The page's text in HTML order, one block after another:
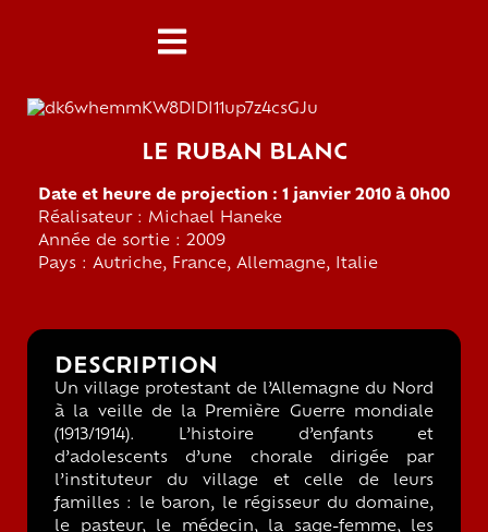
LE RUBAN BLANC
Date et heure de projection : 1 janvier 2010 à 0h00
Réalisateur : Michael Haneke
Année de sortie : 2009
Pays : Autriche, France, Allemagne, Italie
DESCRIPTION
Un village protestant de l’Allemagne du Nord
à la veille de la Première Guerre mondiale
(1913/1914). L’histoire d’enfants et
d’adolescents d’une chorale dirigée par
l’instituteur du village et celle de leurs
familles : le baron, le régisseur du domaine,
le pasteur, le médecin, la sage-femme, les